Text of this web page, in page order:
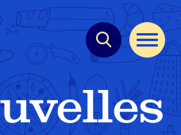
Ouvrir
la
du
site